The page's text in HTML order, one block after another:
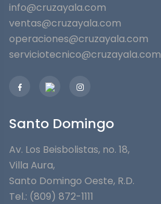
info@cruzayala.com
ventas@cruzayala.com
operaciones@cruzayala.com
serviciotecnico@cruzayala.com
Santo Domingo
Av. Los Beisbolistas, no. 18,
Villa Aura,
Santo Domingo Oeste, R.D.
Tel.: (809) 872-1111